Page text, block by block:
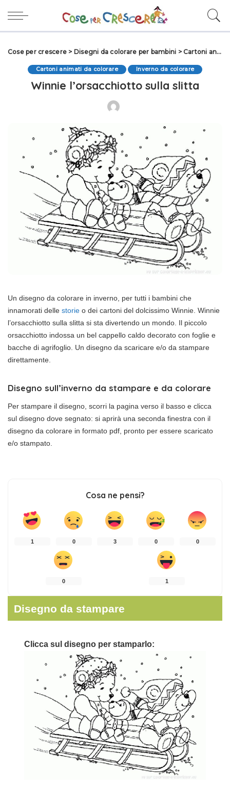
Cose per crescere > Disegni da colorare per bambini >Cartoni animati da colorare
Cartoni animati da colorare Inverno da colorare
Winnie l’orsacchiotto sulla slitta
Un disegno da colorare in inverno, per tutti i bambini che
innamorati delle storie o dei cartoni del dolcissimo Winnie. Winnie
l’orsacchiotto sulla slitta si sta divertendo un mondo. Il piccolo
orsacchiotto indossa un bel cappello caldo decorato con foglie e
bacche di agrifoglio. Un disegno da scaricare e/o da stampare
direttamente.
Disegno sull’inverno da stampare e da colorare
Per stampare il disegno, scorri la pagina verso il basso e clicca
sul disegno dove segnato: si aprirà una seconda finestra con il
disegno da colorare in formato pdf, pronto per essere scaricato
e/o stampato.
Cosa ne pensi?
1 0 3 0 0
0 1
Disegno da stampare
Clicca sul disegno per stamparlo: